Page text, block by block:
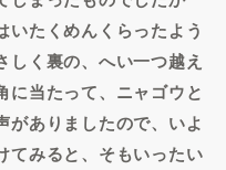
いたくめんくらったよう
く裏の、へい一つ越え
に当たって、ニャゴウと
がありましたので、いよ
てみると、そもいったい